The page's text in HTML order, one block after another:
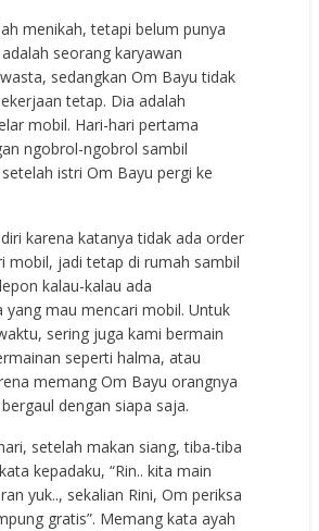
menikah, tetapi belum punya
seorang karyawan
sedangkan Om Bayu tidak
tetap. Dia adalah
mobil. Hari-hari pertama
ngobrol-ngobrol sambil
istri Om Bayu pergi ke
karena katanya tidak ada order
mobil, jadi tetap di rumah sambil
kalau-kalau ada
yang mau mencari mobil. Untuk
sering juga kami bermain
seperti halma, atau
memang Om Bayu orangnya
dengan siapa saja.
setelah makan siang, tiba-tiba
kepadaku, “Rin.. kita main
yuk.., sekalian Rini, Om periksa
gratis”. Memang kata ayah